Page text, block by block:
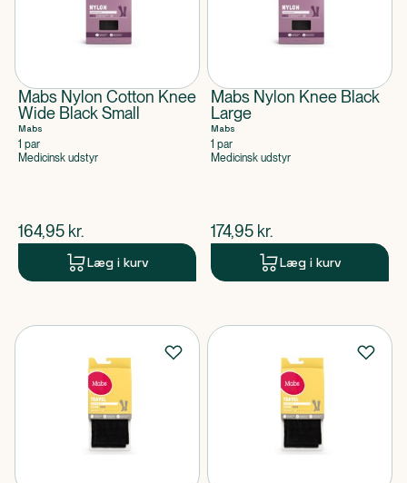
Mabs Nylon Cotton Knee
Wide Black Small
Mabs
1 par
Medicinsk udstyr
$nuværende pris
164,95 kr.
Læg i kurv
Mabs Nylon Knee Black
Large
Mabs
1 par
Medicinsk udstyr
$nuværende pris
174,95 kr.
Læg i kurv